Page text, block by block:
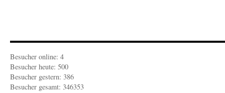
Besucher online: 4
Besucher heute: 500
Besucher gestern: 386
Besucher gesamt: 346353